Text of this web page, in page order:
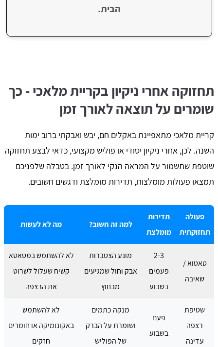
הבית.
תחזוקה אחרי ניקיון בקריית מלאכי - כך
שומרים על תוצאה לאורך זמן
קריית מלאכי מתאפיינת באקלים חם, יבש ואבקתי ברוב ימות
השנה. לכן, אחרי ניקיון יסודי או פוליש מקצועי, כדאי לבצע תחזוקה
שוטפת שתשמור על המראה הנקי לאורך זמן. בטבלה שלפניכם
תמצאו פעולות מומלצות, תדירות מומלצת ודגשים חשובים.
פעולה
תחזוקתית
תדירות
מומלצת
למה זה חשוב? מה לא לעשות
טאטוא /
שאיבה
2-3
פעמים
בשבוע
מונע הצטברות
אבק וחול שמגיעים
מבחוץ
לא להשתמש במטאטא
קשיח שעלול לשרוט
את הרצפה
שטיפת
רצפה
עדינה
פעם
בשבוע
מנקה כתמים
ושומרת על הברק
של הפוליש
לא להשתמש
באקונומיקה או חומרים
חזקים